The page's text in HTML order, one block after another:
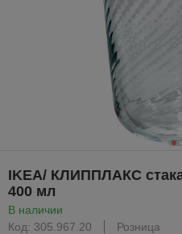
IKEA/ КЛИППЛАКС
400 мл
В наличии
Код: 305.967.20
Розница